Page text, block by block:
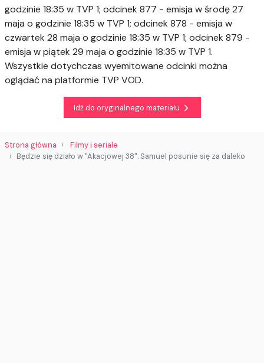
godzinie 18:35 w TVP 1; odcinek 877 - emisja w środę 27
maja o godzinie 18:35 w TVP 1; odcinek 878 - emisja w
czwartek 28 maja o godzinie 18:35 w TVP 1; odcinek 879 -
emisja w piątek 29 maja o godzinie 18:35 w TVP 1.
Wszystkie dotychczas wyemitowane odcinki można
oglądać na platformie TVP VOD.
Idź do oryginalnego materiału
Strona główna
Filmy i seriale
Będzie się działo w "Akacjowej 38". Samuel posunie się za daleko